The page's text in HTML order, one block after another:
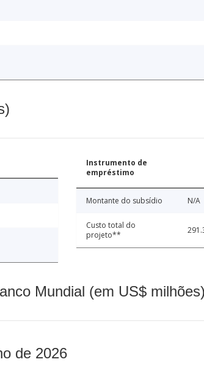
Instrumento de
empréstimo
Montante do subsídio N/A
Custo total do
projeto**
Mundial (em US$
de 2026